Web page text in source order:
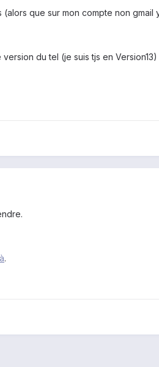
(alors que sur mon compte non
du tel (je suis tjs en
.